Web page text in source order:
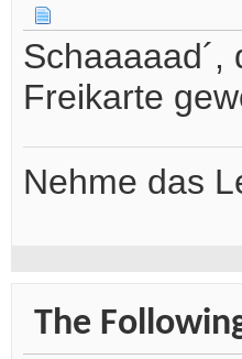
Freikarte
Nehme das
The